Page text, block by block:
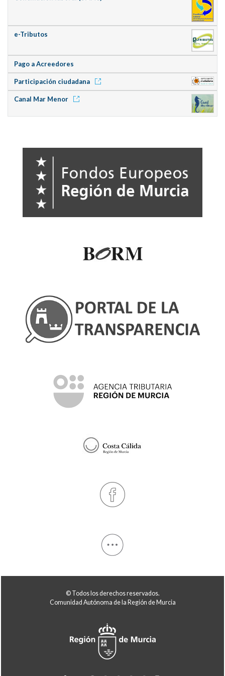
e-Tributos
Pago a Acreedores
Participación ciudadana
Canal Mar Menor
© Todos los derechos reservados.
Comunidad Autónoma de la Región de Murcia